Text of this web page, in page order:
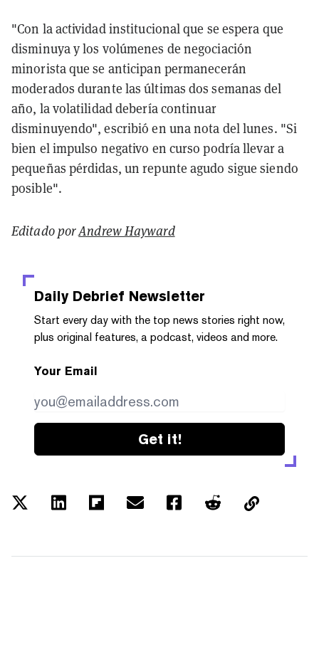
"Con la actividad institucional que se espera que
disminuya y los volúmenes de negociación
minorista que se anticipan permanecerán
moderados durante las últimas dos semanas del
año, la volatilidad debería continuar
disminuyendo", escribió en una nota del lunes. "Si
bien el impulso negativo en curso podría llevar a
pequeñas pérdidas, un repunte agudo sigue siendo
posible".
Editado porAndrew Hayward
Daily Debrief Newsletter
Start every day with the top news stories right now,
plus original features, a podcast, videos and more.
Your Email
Get it!